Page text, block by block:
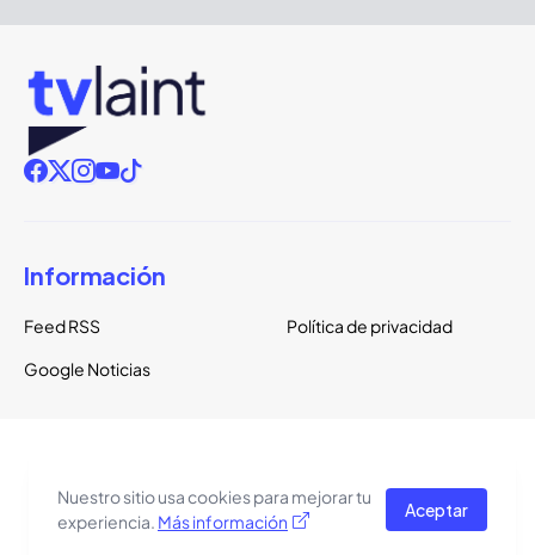
Información
Feed RSS
Política de privacidad
Google Noticias
Todos los derechos reservados.
El tema del sitio está basado en una plantilla de
Pro Blogger
Nuestro sitio usa cookies para mejorar tu
experiencia. Más información
Aceptar